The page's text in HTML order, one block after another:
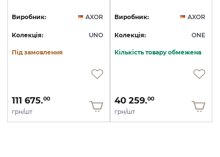
Виробник: AXOR
Колекція: UNO
Під замовлення
111 675.00
грн/шт
Виробник: AXOR
Колекція: ONE
Кількість товару обмежена
40 259.00
грн/шт